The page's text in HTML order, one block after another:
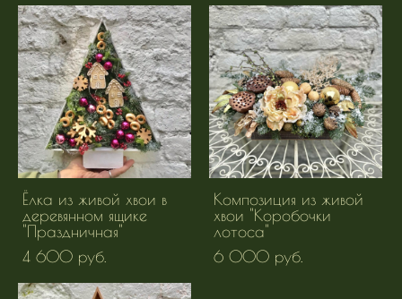
Ёлка из живой хвои в
деревянном ящике
"Праздничная"
4 600 pуб.
Композиция из живой
хвои "Коробочки
лотоса"
6 000 pуб.